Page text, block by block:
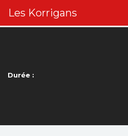
Les Korrigans
Durée :